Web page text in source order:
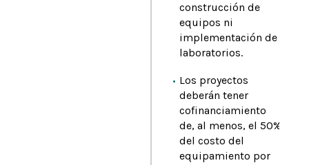
construcción de
equipos ni
implementación de
laboratorios.
Los proyectos
deberán tener
cofinanciamiento
de, al menos, el 50%
del costo del
equipamiento por